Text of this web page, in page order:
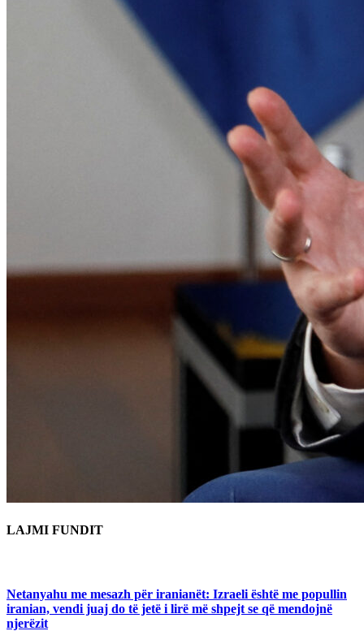
LAJMI FUNDIT
Netanyahu me mesazh për iranianët: Izraeli është me popullin
iranian, vendi juaj do të jetë i lirë më shpejt se që mendojnë
njerëzit